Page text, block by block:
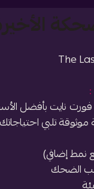
The
:
نايت بأفضل
نمط إضافي)
الضحك